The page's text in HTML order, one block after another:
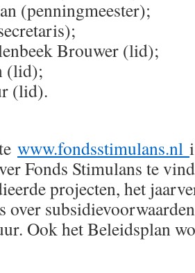
(penningmeester);
Brouwer (lid);
(lid);
(lid).
www.fondsstimulans.nl
Fonds Stimulans te
projecten, het
over
Ook het Beleidsplan